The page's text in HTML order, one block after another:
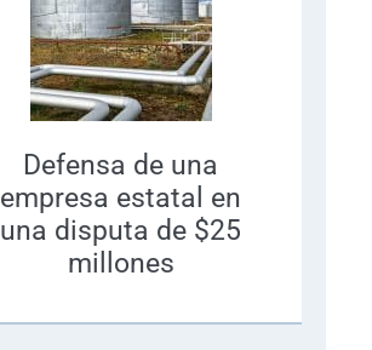
Defensa de una
empresa estatal en
una disputa de $25
millones